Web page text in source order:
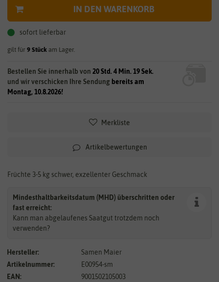
IN DEN WARENKORB
sofort lieferbar
gilt für 9 Stück am Lager.
Bestellen Sie innerhalb von 20 Std. 4 Min. 19 Sek.
und wir verschicken Ihre Sendung bereits am
Montag, 10.8.2026!
Merkliste
Artikelbewertungen
Früchte 3-5 kg schwer, exzellenter Geschmack
Mindesthaltbarkeitsdatum (MHD) überschritten oder
fast erreicht:
Kann man abgelaufenes Saatgut trotzdem noch
verwenden?
Hersteller:
Samen Maier
Artikelnummer:
E00954-sm
EAN:
9001502105003